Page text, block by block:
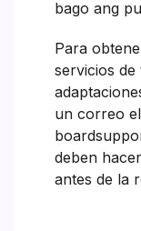
bago ang
Para
servicios
un correo
deben
antes de la